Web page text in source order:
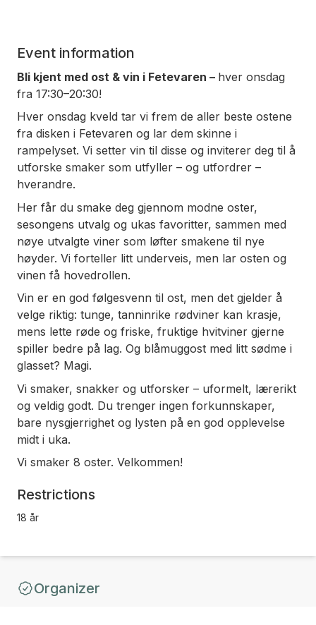
Event information
Bli kjent med ost & vin i Fetevaren – hver onsdag
fra 17:30–20:30!
Hver onsdag kveld tar vi frem de aller beste ostene
fra disken i Fetevaren og lar dem skinne i
rampelyset. Vi setter vin til disse og inviterer deg til å
utforske smaker som utfyller – og utfordrer –
hverandre.
Her får du smake deg gjennom modne oster,
sesongens utvalg og ukas favoritter, sammen med
nøye utvalgte viner som løfter smakene til nye
høyder. Vi forteller litt underveis, men lar osten og
vinen få hovedrollen.
Vin er en god følgesvenn til ost, men det gjelder å
velge riktig: tunge, tanninrike rødviner kan krasje,
mens lette røde og friske, fruktige hvitviner gjerne
spiller bedre på lag. Og blåmuggost med litt sødme i
glasset? Magi.
Vi smaker, snakker og utforsker – uformelt, lærerikt
og veldig godt. Du trenger ingen forkunnskaper,
bare nysgjerrighet og lysten på en god opplevelse
midt i uka.
Vi smaker 8 oster. Velkommen!
Restrictions
18 år
Organizer